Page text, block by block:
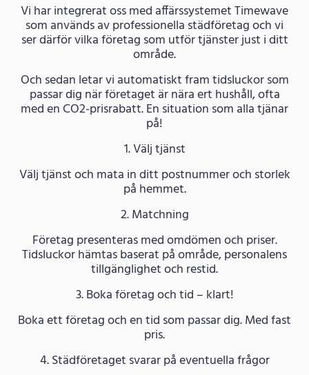
Vi har integrerat oss med affärssystemet Timewave
som används av professionella städföretag och vi
ser därför vilka företag som utför tjänster just i ditt
område.
Och sedan letar vi automatiskt fram tidsluckor som
passar dig när företaget är nära ert hushåll, ofta
med en CO2-prisrabatt. En situation som alla tjänar
på!
1. Välj tjänst
Välj tjänst och mata in ditt postnummer och storlek
på hemmet.
2. Matchning
Företag presenteras med omdömen och priser.
Tidsluckor hämtas baserat på område, personalens
tillgänglighet och restid.
3. Boka företag och tid – klart!
Boka ett företag och en tid som passar dig. Med fast
pris.
4. Städföretaget svarar på eventuella frågor